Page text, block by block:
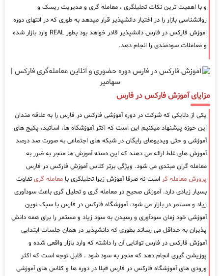
و با اهمیت ترین نکات تحلیلگری ، معامله گری و مدیریت ریسک و
روانشناسی بازار را در اختیار دانشپذیر قرار میدهد به طوری که در انتهای دوره
اموزش فارکس در فارس دانشپذیر قادر خواهد بود بطور REAL وارد بازار شده
و معاملات سودمندی را انجام دهد.
مزایای آموزش فارکس در فارس
یکی از دلایکی که شرکت در دوره آموزشی فارکس در فارس را به علاقه مندان
این حوزه پیشنهاد میکنیم این است که اکثر آموزشگاه ها، اساتید، پکیج های
آموزشی و حتی ویدیوهای رایگان در شبکه های اجتماعی به صورت صد درصد
آموزش های غلط ارائه می دهند که این دسته آموزش ها منجر به ضرر به
معامله گران مبتدی می شود. ویژگی برتر کلاس آموزش فارکس در فارس
پرورش معامله گر است نه صرفا آموزش زیرا تحلیلگری با معامله گری تفاوت
بسیار زیادی دارد. آموزش صحیح در معامله گری و تحلیل گری باعث سودآوری
زیاد و مستمر در بازار می شود. آموزشگاه فارکس در فارس با سبک نوین
آموزشی خود زمان سودآوری و رسیدن به سود زیاد و مستمر را برای همه دانش
پذیران به حداقل می رساند بطوری که دانشپذیر در همان جلسات ابتدایی
آموزش فارکس در فارس توانایی آن را داشته که وارد بازار واقعی شده و
پوزیشن گیری انجام دهد که منجر به سود شود . قابل توجه است که اکثر
ورودی های آموزشگاه فارکس در فارس قبلا در دوره ها و کلاس های آموزشی